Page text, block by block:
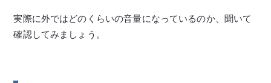
実際に外ではどのくらいの音量になっているのか、聞いて
確認してみましょう。